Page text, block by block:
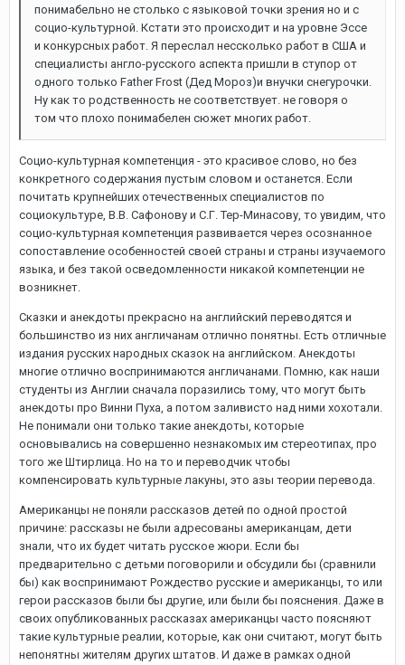
понимабельно не столько с языковой точки зрения но и с
социо-культурной. Кстати это происходит и на уровне Эссе
и конкурсных работ. Я переслал нессколько работ в США и
специалисты англо-русского аспекта пришли в ступор от
одного только Father Frost (Дед Мороз)и внучки снегурочки.
Ну как то родственность не соответствует. не говоря о
том что плохо понимабелен сюжет многих работ.
Социо-культурная компетенция - это красивое слово, но без
конкретного содержания пустым словом и останется. Если
почитать крупнейших отечественных специалистов по
социокультуре, В.В. Сафонову и С.Г. Тер-Минасову, то увидим, что
социо-культурная компетенция развивается через осознанное
сопоставление особенностей своей страны и страны изучаемого
языка, и без такой осведомленности никакой компетенции не
возникнет.
Сказки и анекдоты прекрасно на английский переводятся и
большинство из них англичанам отлично понятны. Есть отличные
издания русских народных сказок на английском. Анекдоты
многие отлично воспринимаются англичанами. Помню, как наши
студенты из Англии сначала поразились тому, что могут быть
анекдоты про Винни Пуха, а потом заливисто над ними хохотали.
Не понимали они только такие анекдоты, которые
основывались на совершенно незнакомых им стереотипах, про
того же Штирлица. Но на то и переводчик чтобы
компенсировать культурные лакуны, это азы теории перевода.
Американцы не поняли рассказов детей по одной простой
причине: рассказы не были адресованы американцам, дети
знали, что их будет читать русское жюри. Если бы
предварительно с детьми поговорили и обсудили бы (сравнили
бы) как воспринимают Рождество русские и американцы, то или
герои рассказов были бы другие, или были бы пояснения. Даже в
своих опубликованных рассказах американцы часто поясняют
такие культурные реалии, которые, как они считают, могут быть
непонятны жителям других штатов. И даже в рамках одной